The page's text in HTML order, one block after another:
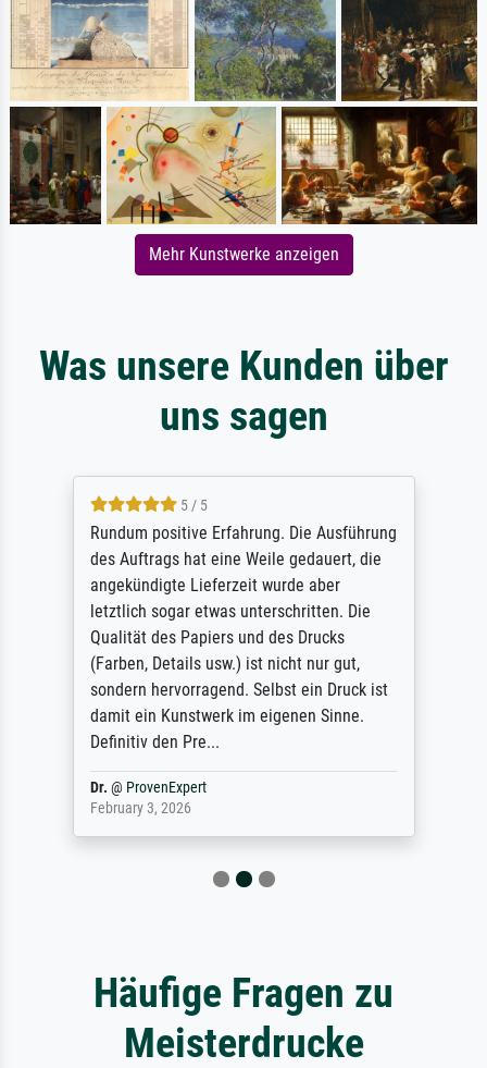
Mehr Kunstwerke anzeigen
Was unsere Kunden über
uns sagen
5 / 5
Rundum positive Erfahrung. Die Ausführung
des Auftrags hat eine Weile gedauert, die
angekündigte Lieferzeit wurde aber
letztlich sogar etwas unterschritten. Die
Qualität des Papiers und des Drucks
(Farben, Details usw.) ist nicht nur gut,
sondern hervorragend. Selbst ein Druck ist
damit ein Kunstwerk im eigenen Sinne.
Definitiv den Pre...
Dr. @ ProvenExpert
February 3, 2026
Häufige Fragen zu
Meisterdrucke